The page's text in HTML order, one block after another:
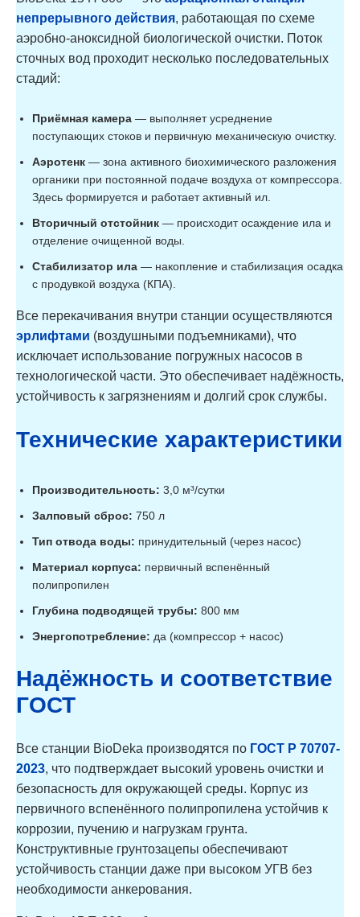
непрерывного действия, работающая по схеме
аэробно-аноксидной биологической очистки. Поток
сточных вод проходит несколько последовательных
стадий:
Приёмная камера — выполняет усреднение
поступающих стоков и первичную механическую очистку.
Аэротенк — зона активного биохимического разложения
органики при постоянной подаче воздуха от компрессора.
Здесь формируется и работает активный ил.
Вторичный отстойник — происходит осаждение ила и
отделение очищенной воды.
Стабилизатор ила — накопление и стабилизация осадка
с продувкой воздуха (КПА).
Все перекачивания внутри станции осуществляются
эрлифтами (воздушными подъемниками), что
исключает использование погружных насосов в
технологической части. Это обеспечивает надёжность,
устойчивость к загрязнениям и долгий срок службы.
Технические характеристики
Производительность: 3,0 м³/сутки
Залповый сброс: 750 л
Тип отвода воды: принудительный (через насос)
Материал корпуса: первичный вспенённый
полипропилен
Глубина подводящей трубы: 800 мм
Энергопотребление: да (компрессор + насос)
Надёжность и соответствие
ГОСТ
Все станции BioDeka производятся по ГОСТ Р 70707-
2023, что подтверждает высокий уровень очистки и
безопасность для окружающей среды. Корпус из
первичного вспенённого полипропилена устойчив к
коррозии, пучению и нагрузкам грунта.
Конструктивные грунтозацепы обеспечивают
устойчивость станции даже при высоком УГВ без
необходимости анкерования.